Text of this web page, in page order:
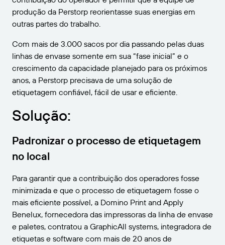
produção da Perstorp reorientasse suas energias em
outras partes do trabalho.
Com mais de 3.000 sacos por dia passando pelas duas
linhas de envase somente em sua “fase inicial” e o
crescimento da capacidade planejado para os próximos
anos, a Perstorp precisava de uma solução de
etiquetagem confiável, fácil de usar e eficiente.
Solução:
Padronizar o processo de etiquetagem
no local
Para garantir que a contribuição dos operadores fosse
minimizada e que o processo de etiquetagem fosse o
mais eficiente possível, a Domino Print and Apply
Benelux, fornecedora das impressoras da linha de envase
e paletes, contratou a GraphicAll systems, integradora de
etiquetas e software com mais de 20 anos de